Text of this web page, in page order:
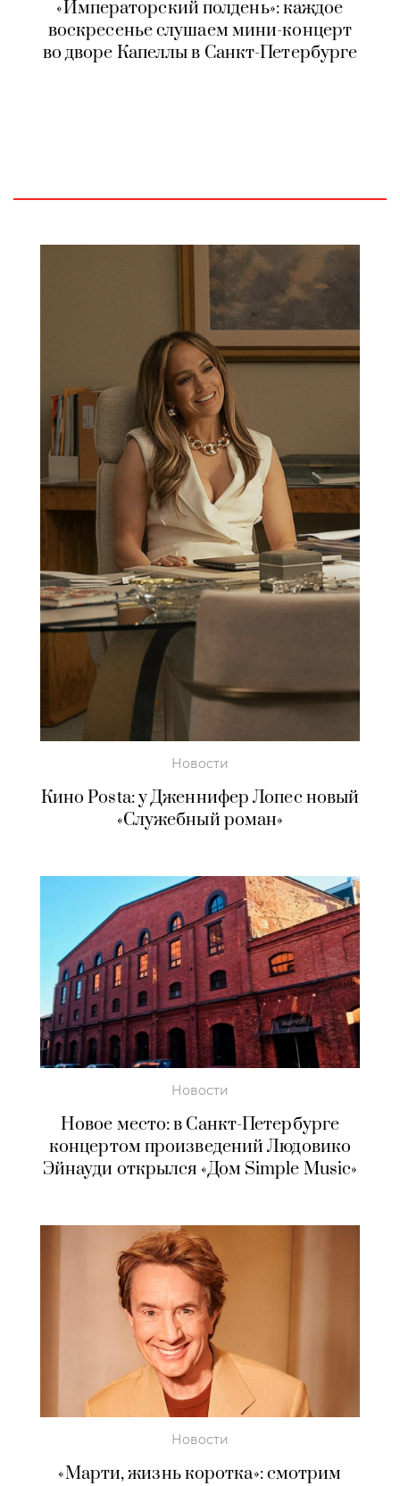
«Императорский полдень»: каждое
воскресенье слушаем мини-концерт
во дворе Капеллы в Санкт-Петербурге
Новости
Кино Posta: у Дженнифер Лопес новый
«Служебный роман»
Новости
Новое место: в Санкт-Петербурге
концертом произведений Людовико
Эйнауди открылся «Дом Simple Music»
Новости
«Марти, жизнь коротка»: смотрим